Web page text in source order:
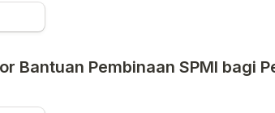
Bantuan Pembinaan SPMI bagi